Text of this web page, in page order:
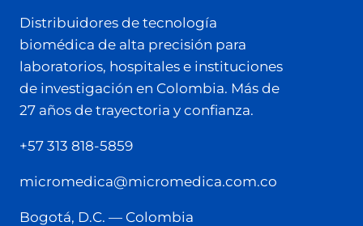
Distribuidores de tecnología
biomédica de alta precisión para
laboratorios, hospitales e instituciones
de investigación en Colombia. Más de
27 años de trayectoria y confianza.
+57 313 818-5859
micromedica@micromedica.com.co
Bogotá, D.C. — Colombia